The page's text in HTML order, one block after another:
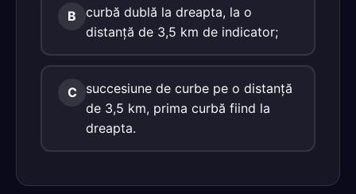
B
curbă dublă la dreapta, la o
distanţă de 3,5 km de indicator;
C
succesiune de curbe pe o distanţă
de 3,5 km, prima curbă fiind la
dreapta.